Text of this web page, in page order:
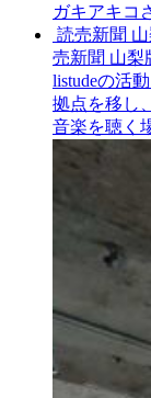
ガキアキコ
読売新聞
売新聞 山梨
listudeの活
拠点を移し
音楽を聴く